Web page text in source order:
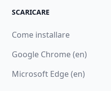
SCARICARE
Come installare
Google Chrome (en)
Microsoft Edge (en)